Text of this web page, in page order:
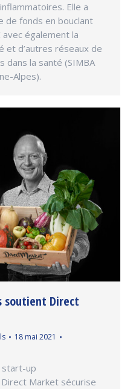
Elle a
de fonds en bouclant
également la
et d’autres réseaux de
dans la santé (SIMBA
Alpes).
soutient Direct
18 mai 2021
start-up
Market sécurise